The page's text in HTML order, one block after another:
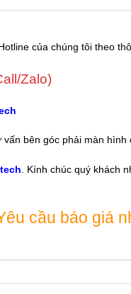
của chúng tôi theo
Zalo)
bên góc phải màn hình
. Kính chúc quý khách
cầu báo giá